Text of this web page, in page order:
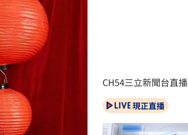
CH54三立新聞台直播
現正直播